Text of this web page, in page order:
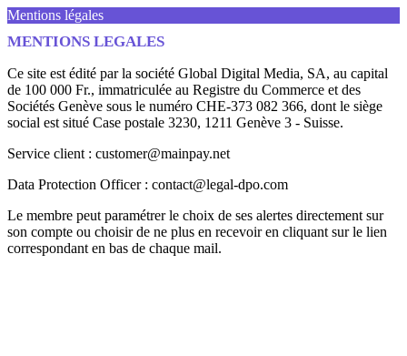
Mentions légales
MENTIONS LEGALES
Ce site est édité par la société Global Digital Media, SA, au capital
de 100 000 Fr., immatriculée au Registre du Commerce et des
Sociétés Genève sous le numéro CHE-373 082 366, dont le siège
social est situé Case postale 3230, 1211 Genève 3 - Suisse.
Service client : customer@mainpay.net
Data Protection Officer : contact@legal-dpo.com
Le membre peut paramétrer le choix de ses alertes directement sur
son compte ou choisir de ne plus en recevoir en cliquant sur le lien
correspondant en bas de chaque mail.